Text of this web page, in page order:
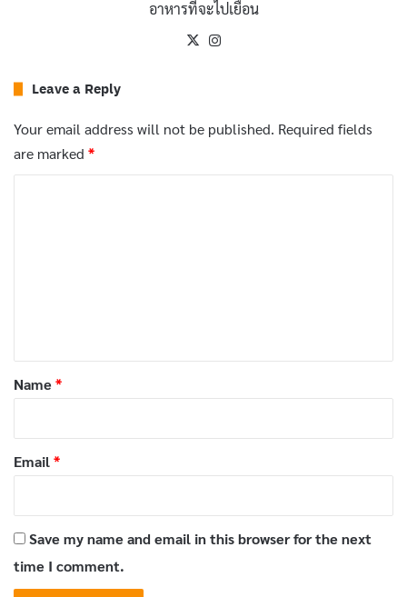
January 8, 2026
น้ำมะขามเปียก ประโยชน์และวิธีทำ ดื่มง่ายเพื่อ
การชงมัทฉะให้อร่อยควรใช้น้ำอุณหภูมิประมาณ 70-85
EGCG เปลี่ยนรูปและเสียประโยชน์ไป การใช้แปรงชาเซ็น
(Chasen) แบบญี่ปุ่นจะช่วยให้ผงละลายเนียนและเกิดฟอง
ครีมสวยงาม
อาหารที่จะไปเยือน
X
Leave a Reply
Your email address will not be published. Required fields
are marked *
*
Name*
Email*
Save my name and email in this browser for the next
time I comment.